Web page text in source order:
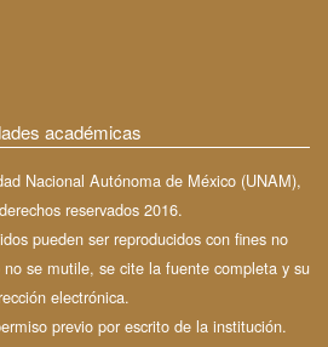
académicas
Nacional Autónoma de México (UNAM),
reservados 2016.
pueden ser reproducidos con fines no
se mutile, se cite la fuente completa y su
electrónica.
previo por escrito de la institución.